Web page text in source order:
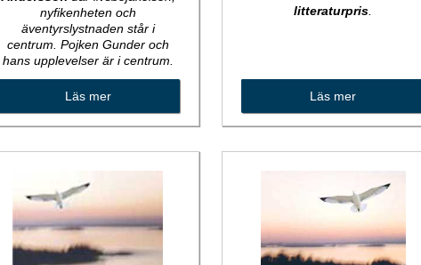
nyfikenheten och
äventyrslystnaden står i
centrum. Pojken Gunder och
hans upplevelser är i centrum.
Läs mer
litteraturpris
Läs mer